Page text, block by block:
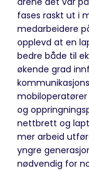
fases raskt ut i
medarbeidere
opplevd at en
bedre både til
økende grad
og
nettbrett og
mer arbeid
yngre
nødvendig for